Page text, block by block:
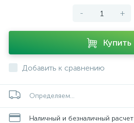
- +
Купить
Добавить к сравнению
Определяем...
Наличный и безналичный расчет